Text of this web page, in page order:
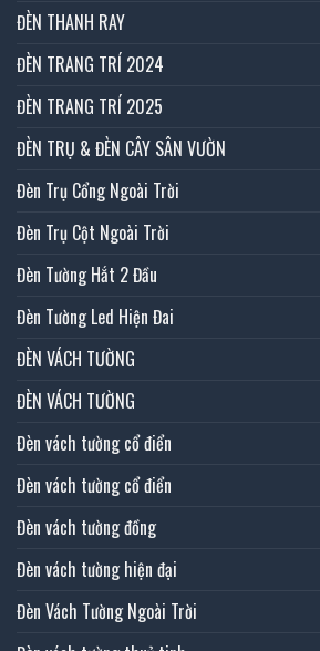
ĐÈN THANH RAY
ĐÈN TRANG TRÍ 2024
ĐÈN TRANG TRÍ 2025
ĐÈN TRỤ & ĐÈN CÂY SÂN VƯỜN
Đèn Trụ Cổng Ngoài Trời
Đèn Trụ Cột Ngoài Trời
Đèn Tường Hắt 2 Đầu
Đèn Tường Led Hiện Đai
ĐÈN VÁCH TƯỜNG
ĐÈN VÁCH TƯỜNG
Đèn vách tường cổ điển
Đèn vách tường cổ điển
Đèn vách tường đồng
Đèn vách tường hiện đại
Đèn Vách Tường Ngoài Trời